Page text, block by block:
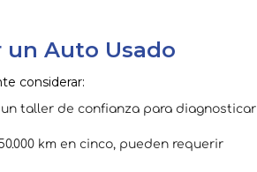
un Auto Usado
considerar:
taller de confianza para diagnosticar
km en cinco, pueden requerir